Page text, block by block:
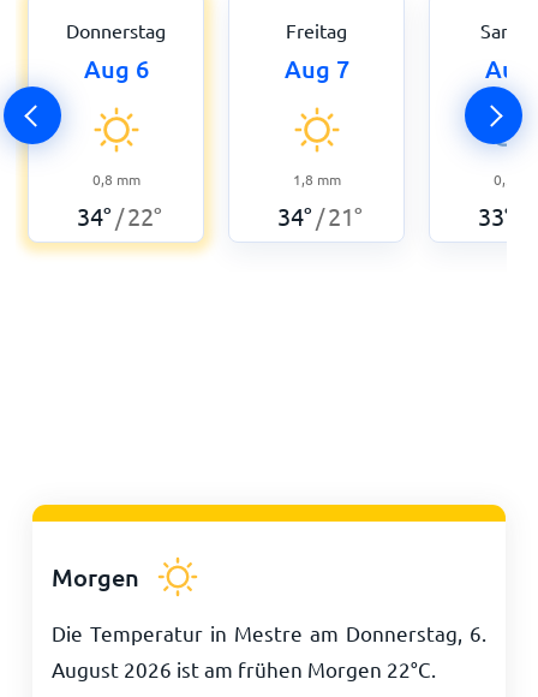
Donnerstag
Aug 6
0,8 mm
34° /22°
Freitag
Aug 7
1,8 mm
34° /21°
Aug
0,5
33°
Morgen
Die Temperatur in Mestre am Donnerstag, 6.
August 2026 ist am frühen Morgen 22°C